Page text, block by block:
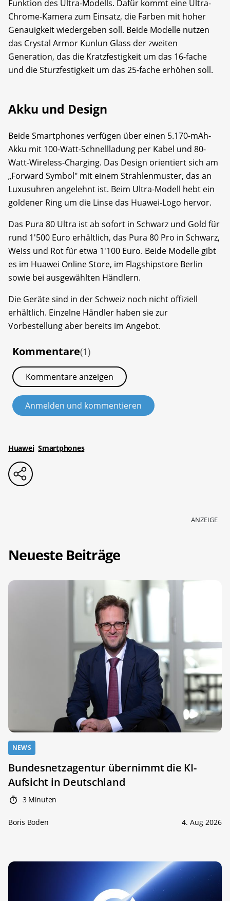
Funktion des Ultra-Modells. Dafür kommt eine Ultra-
Chrome-Kamera zum Einsatz, die Farben mit hoher
Genauigkeit wiedergeben soll. Beide Modelle nutzen
das Crystal Armor Kunlun Glass der zweiten
Generation, das die Kratzfestigkeit um das 16-fache
und die Sturzfestigkeit um das 25-fache erhöhen soll.
Akku und Design
Beide Smartphones verfügen über einen 5.170-mAh-
Akku mit 100-Watt-Schnellladung per Kabel und 80-
Watt-Wireless-Charging. Das Design orientiert sich am
„Forward Symbol" mit einem Strahlenmuster, das an
Luxusuhren angelehnt ist. Beim Ultra-Modell hebt ein
goldener Ring um die Linse das Huawei-Logo hervor.
Das Pura 80 Ultra ist ab sofort in Schwarz und Gold für
rund 1'500 Euro erhältlich, das Pura 80 Pro in Schwarz,
Weiss und Rot für etwa 1'100 Euro. Beide Modelle gibt
es im Huawei Online Store, im Flagshipstore Berlin
sowie bei ausgewählten Händlern.
Die Geräte sind in der Schweiz noch nicht offiziell
erhältlich. Einzelne Händler haben sie zur
Vorbestellung aber bereits im Angebot.
Kommentare(1)
Kommentare anzeigen
Anmelden und kommentieren
Huawei Smartphones
ANZEIGE
Neueste Beiträge
NEWS
Bundesnetzagentur übernimmt die KI-
Aufsicht in Deutschland
3 Minuten
Boris Boden 4. Aug 2026